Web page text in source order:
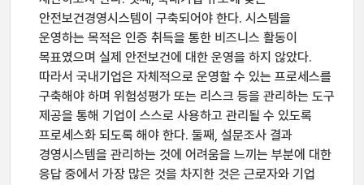
안전보건경영시스템이 구축되어야 한다. 시스템을
운영하는 목적은 인증 취득을 통한 비즈니스 활동이
목표였으며 실제 안전보건에 대한 운영을 하지 않았다.
따라서 국내기업은 자체적으로 운영할 수 있는 프로세스를
구축해야 하며 위험성평가 또는 리스크 등을 관리하는 도구
제공을 통해 기업이 스스로 사용하고 관리될 수 있도록
프로세스화 되도록 해야 한다. 둘째, 설문조사 결과
경영시스템을 관리하는 것에 어려움을 느끼는 부분에 대한
응답 중에서 가장 많은 것을 차지한 것은 근로자와 기업